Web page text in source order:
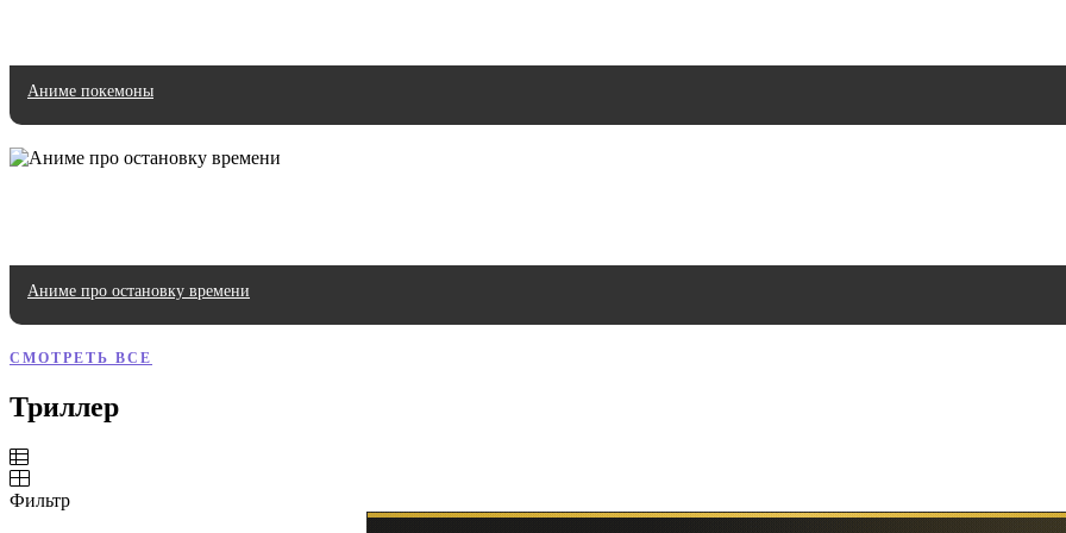
Аниме покемоны
Аниме про остановку времени
СМОТРЕТЬ ВСЕ
Триллер
Фильтр